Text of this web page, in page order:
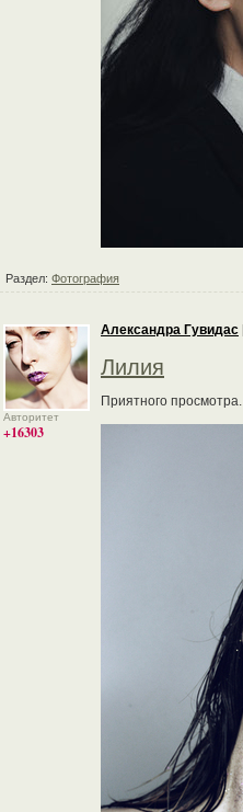
Раздел: Фотография
Авторитет
+16303
Александра Гувидас
Лилия
Приятного просмотра.